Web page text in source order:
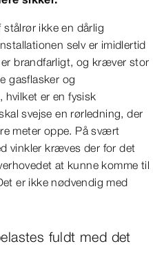
ikke en dårlig
selv er imidlertid
brandfarligt, og kræver stor
gasflasker og
hvilket er en fysisk
svejse en rørledning, der
meter oppe. På svært
vinkler kræves der for det
at kunne komme til
er ikke nødvendig med
fuldt med det